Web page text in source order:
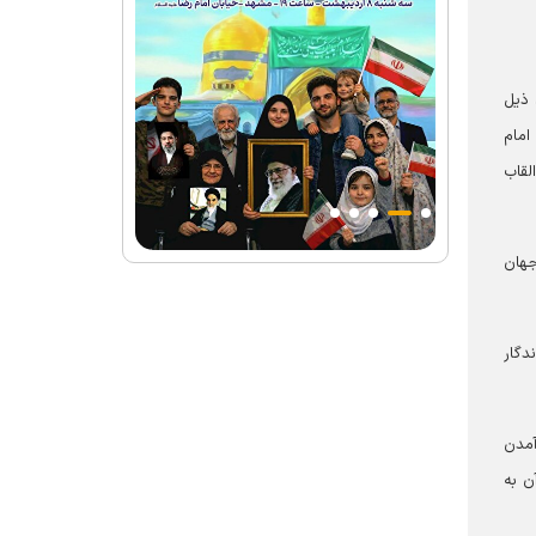
ذیل
به